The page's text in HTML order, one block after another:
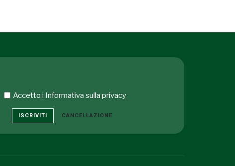
Accetto i Informativa sulla privacy
ISCRIVITI CANCELLAZIONE